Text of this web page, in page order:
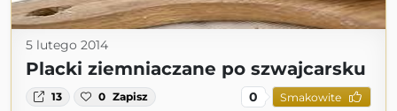
5 lutego 2014
Placki ziemniaczane po szwajcarsku
13 0 Zapisz 0 Smakowite